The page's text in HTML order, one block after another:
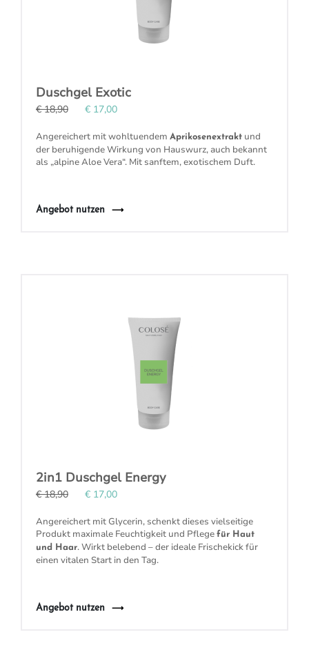
Duschgel Exotic
€ 18,90 € 17,00
Angereichert mit wohltuendem Aprikosenextrakt und
der beruhigende Wirkung von Hauswurz, auch bekannt
als „alpine Aloe Vera“. Mit sanftem, exotischem Duft.
Angebot nutzen
2in1 Duschgel Energy
€ 18,90 € 17,00
Angereichert mit Glycerin, schenkt dieses vielseitige
Produkt maximale Feuchtigkeit und Pflege für Haut
und Haar. Wirkt belebend – der ideale Frischekick für
einen vitalen Start in den Tag.
Angebot nutzen